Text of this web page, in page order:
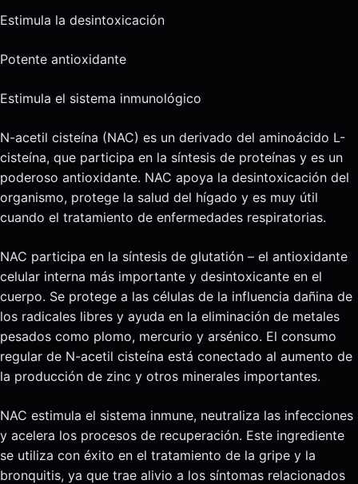
Estimula la desintoxicación
Potente antioxidante
Estimula el sistema inmunológico
N-acetil cisteína (NAC) es un derivado del aminoácido L-
cisteína, que participa en la síntesis de proteínas y es un
poderoso antioxidante. NAC apoya la desintoxicación del
organismo, protege la salud del hígado y es muy útil
cuando el tratamiento de enfermedades respiratorias.
NAC participa en la síntesis de glutatión – el antioxidante
celular interna más importante y desintoxicante en el
cuerpo. Se protege a las células de la influencia dañina de
los radicales libres y ayuda en la eliminación de metales
pesados como plomo, mercurio y arsénico. El consumo
regular de N-acetil cisteína está conectado al aumento de
la producción de zinc y otros minerales importantes.
NAC estimula el sistema inmune, neutraliza las infecciones
y acelera los procesos de recuperación. Este ingrediente
se utiliza con éxito en el tratamiento de la gripe y la
bronquitis, ya que trae alivio a los síntomas relacionados